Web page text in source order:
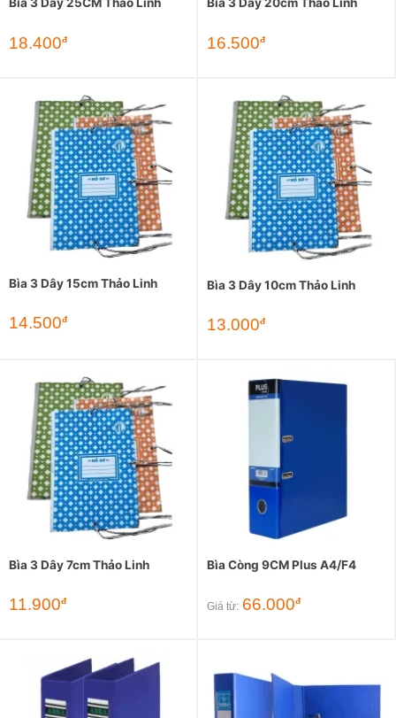
Bìa 3 Dây 25CM Thảo Linh
18.400đ
Bìa 3 Dây 20cm Thảo Linh
16.500đ
Bìa 3 Dây 15cm Thảo Linh
14.500đ
Bìa 3 Dây 10cm Thảo Linh
13.000đ
Bìa 3 Dây 7cm Thảo Linh
11.900đ
Bìa Còng 9CM Plus A4/F4
Giá từ: 66.000đ